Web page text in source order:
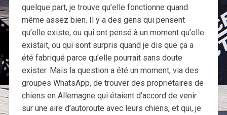
quelque part, je trouve qu’elle fonctionne quand
même assez bien. Il y a des gens qui pensent
qu’elle existe, ou qui ont pensé à un moment qu’elle
existait, ou qui sont surpris quand je dis que ça a
été fabriqué parce qu’elle pourrait sans doute
exister. Mais la question a été un moment, via des
groupes WhatsApp, de trouver des propriétaires de
chiens en Allemagne qui étaient d’accord de venir
sur une aire d’autoroute avec leurs chiens, et qui, je